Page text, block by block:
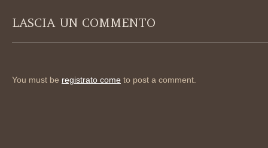
LASCIA UN COMMENTO
You must be registrato come to post a comment.